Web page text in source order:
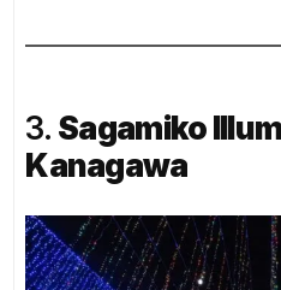
3. Sagamiko
Kanagawa